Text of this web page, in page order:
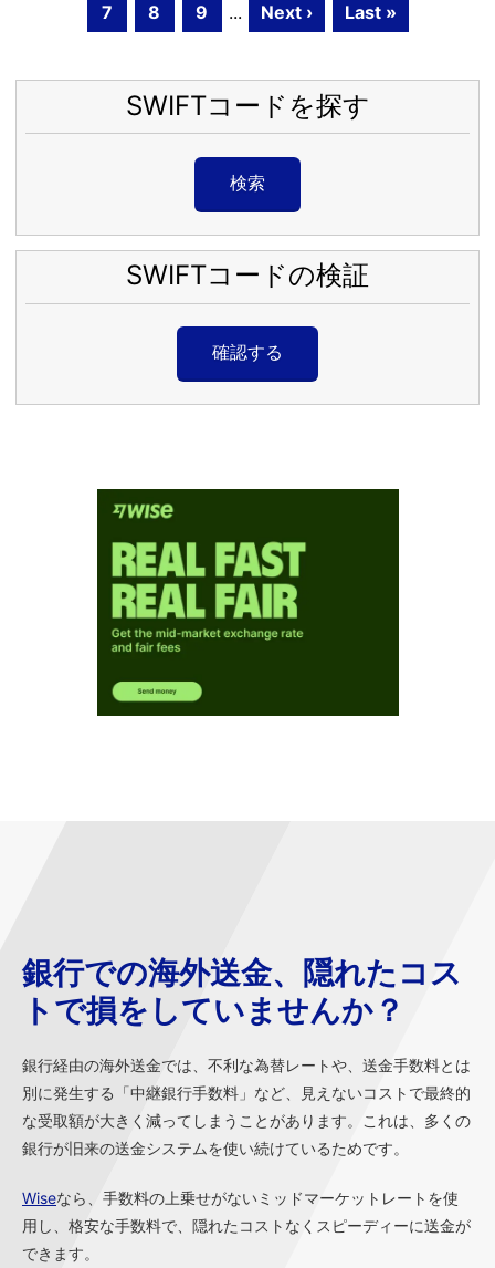
7
8 9 ... Next › Last »
SWIFTコードを探す
検索
SWIFTコードの検証
確認する
銀行での海外送金、隠れたコス
トで損をしていませんか？
銀行経由の海外送金では、不利な為替レートや、送金手数料とは
別に発生する「中継銀行手数料」など、見えないコストで最終的
な受取額が大きく減ってしまうことがあります。これは、多くの
銀行が旧来の送金システムを使い続けているためです。
Wiseなら、手数料の上乗せがないミッドマーケットレートを使
用し、格安な手数料で、隠れたコストなくスピーディーに送金が
できます。